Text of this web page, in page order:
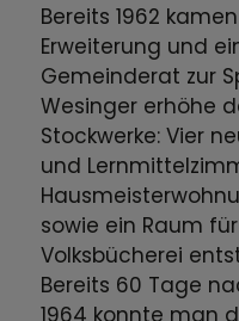
Bereits 1962
Erweiterung und
Gemeinderat zur
Wesinger erhöhe
Stockwerke: Vier
und
sowie ein Raum
Volksbücherei
Bereits 60 Tage
1964 konnte man